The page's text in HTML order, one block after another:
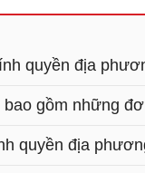
quyền địa
gồm những
quyền địa